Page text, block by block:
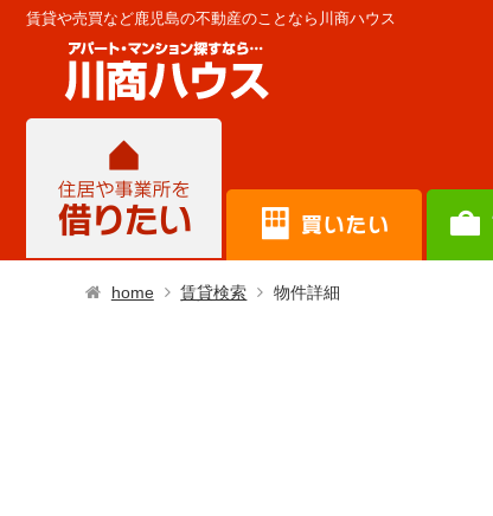
賃貸や売買など鹿児島の不動産のことなら川商ハウス
home 賃貸検索 物件詳細